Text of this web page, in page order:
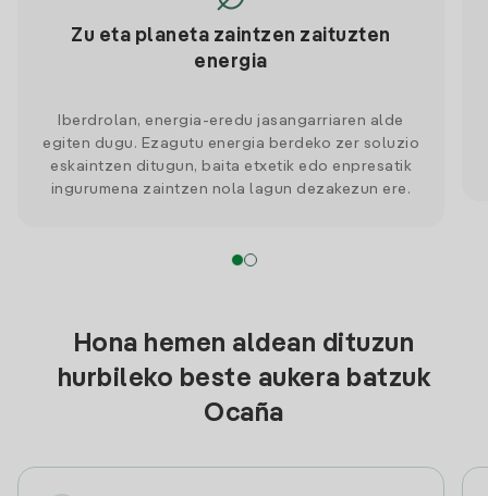
Zu eta planeta zaintzen zaituzten
energia
Iberdrolan, energia-eredu jasangarriaren alde
egiten dugu. Ezagutu energia berdeko zer soluzio
eskaintzen ditugun, baita etxetik edo enpresatik
ingurumena zaintzen nola lagun dezakezun ere.
Hona hemen aldean dituzun
hurbileko beste aukera batzuk
Ocaña